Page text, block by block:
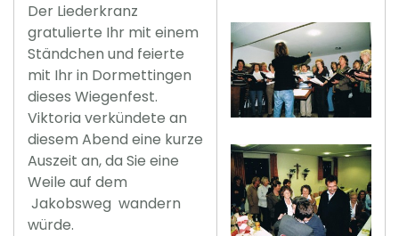
Der Liederkranz
gratulierte Ihr mit einem
Ständchen und feierte
mit Ihr in Dormettingen
dieses Wiegenfest.
Viktoria verkündete an
diesem Abend eine kurze
Auszeit an, da Sie eine
Weile auf dem
Jakobsweg wandern
würde.